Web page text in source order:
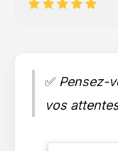
✅ Pensez-
vos